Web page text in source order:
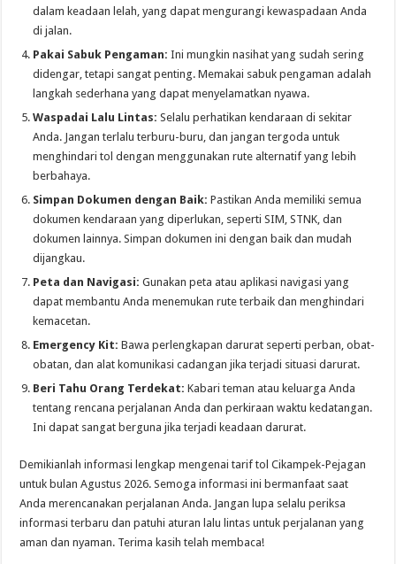
dalam keadaan lelah, yang dapat mengurangi kewaspadaan Anda
di jalan.
Pakai Sabuk Pengaman: Ini mungkin nasihat yang sudah sering
didengar, tetapi sangat penting. Memakai sabuk pengaman adalah
langkah sederhana yang dapat menyelamatkan nyawa.
Waspadai Lalu Lintas: Selalu perhatikan kendaraan di sekitar
Anda. Jangan terlalu terburu-buru, dan jangan tergoda untuk
menghindari tol dengan menggunakan rute alternatif yang lebih
berbahaya.
Simpan Dokumen dengan Baik: Pastikan Anda memiliki semua
dokumen kendaraan yang diperlukan, seperti SIM, STNK, dan
dokumen lainnya. Simpan dokumen ini dengan baik dan mudah
dijangkau.
Peta dan Navigasi: Gunakan peta atau aplikasi navigasi yang
dapat membantu Anda menemukan rute terbaik dan menghindari
kemacetan.
Emergency Kit: Bawa perlengkapan darurat seperti perban, obat-
obatan, dan alat komunikasi cadangan jika terjadi situasi darurat.
Beri Tahu Orang Terdekat: Kabari teman atau keluarga Anda
tentang rencana perjalanan Anda dan perkiraan waktu kedatangan.
Ini dapat sangat berguna jika terjadi keadaan darurat.
Demikianlah informasi lengkap mengenai tarif tol Cikampek-Pejagan
untuk bulan Agustus 2026. Semoga informasi ini bermanfaat saat
Anda merencanakan perjalanan Anda. Jangan lupa selalu periksa
informasi terbaru dan patuhi aturan lalu lintas untuk perjalanan yang
aman dan nyaman. Terima kasih telah membaca!